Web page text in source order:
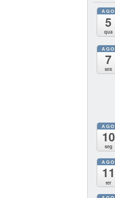
AGO
5
qua
AGO
7
sex
AGO
10
seg
AGO
11
ter